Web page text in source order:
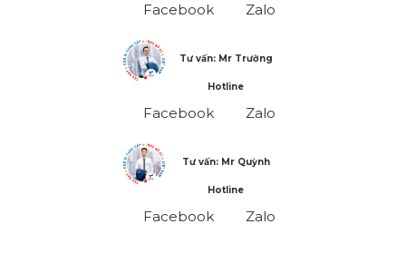
Facebook Zalo
Tư vấn: Mr Trường
Hotline
Facebook Zalo
Tư vấn: Mr Quỳnh
Hotline
Facebook Zalo